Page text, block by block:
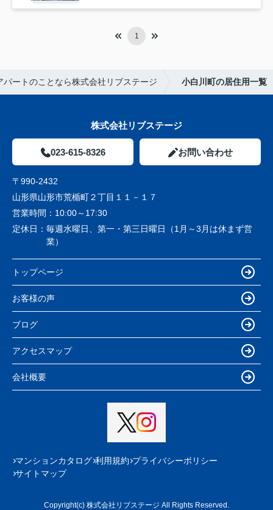
1
パートのことなら株式会社リブステージ 小白川町の居住用一覧
株式会社リブステージ
023-615-8326 お問い合わせ
〒990-2432
山形県山形市荒楯町２丁目１１－１７
営業時間： 10:00～17:30
定休日： 毎週水曜日、第一・第三日曜日（1月～3月は休まず営
業）
トップページ
お客様の声
ブログ
アクセスマップ
会社概要
マンションカタログ 利用規約 プライバシーポリシー
サイトマップ
Copyright(c) 株式会社リブステージ All Rights Reserved.